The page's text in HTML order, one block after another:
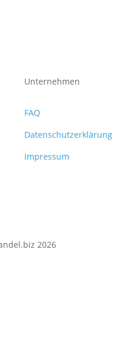
Unternehmen
FAQ
Datenschutzerklärung
Impressum
2026